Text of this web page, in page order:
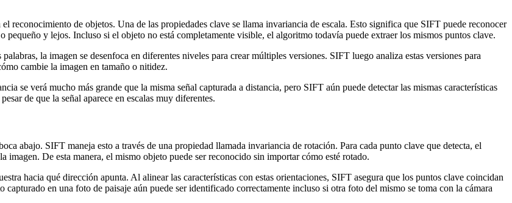
reconocimiento de objetos. Una de las propiedades clave se llama invariancia de escala. Esto significa que SIFT puede reconocer
pequeño y lejos. Incluso si el objeto no está completamente visible, el algoritmo todavía puede extraer los mismos puntos clave.
la imagen se desenfoca en diferentes niveles para crear múltiples versiones. SIFT luego analiza estas versiones para
cambie la imagen en tamaño o nitidez.
se verá mucho más grande que la misma señal capturada a distancia, pero SIFT aún puede detectar las mismas características
de que la señal aparece en escalas muy diferentes.
abajo. SIFT maneja esto a través de una propiedad llamada invariancia de rotación. Para cada punto clave que detecta, el
imagen. De esta manera, el mismo objeto puede ser reconocido sin importar cómo esté rotado.
hacia qué dirección apunta. Al alinear las características con estas orientaciones, SIFT asegura que los puntos clave coincidan
en una foto de paisaje aún puede ser identificado correctamente incluso si otra foto del mismo se toma con la cámara